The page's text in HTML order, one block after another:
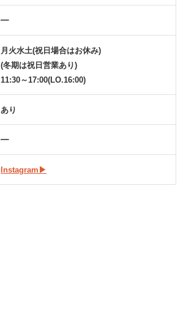
━
月火水土(祝日場合はお休み)
(冬期は祝日営業あり)
11:30～17:00(LO.16:00)
あり
━
Instagram▶︎